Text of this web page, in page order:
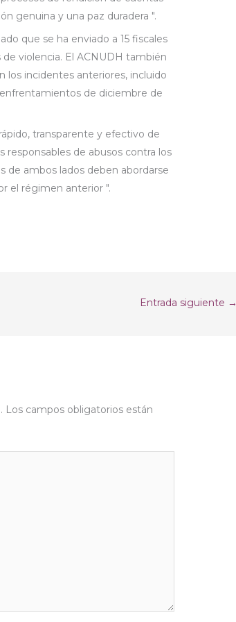
genuina y una paz duradera ".
que se ha enviado a 15 fiscales
violencia. El ACNUDH también
los incidentes anteriores, incluido
de diciembre de
transparente y efectivo de
responsables de abusos contra los
de ambos lados deben abordarse
el régimen anterior ".
Entrada siguiente
Los campos obligatorios están